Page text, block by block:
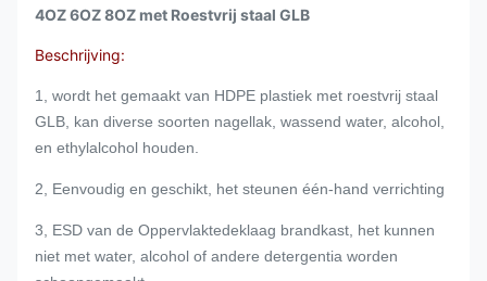
4OZ 6OZ 8OZ met Roestvrij staal GLB
Beschrijving:
1, wordt het gemaakt van HDPE plastiek met roestvrij staal
GLB, kan diverse soorten nagellak, wassend water, alcohol,
en ethylalcohol houden.
2, Eenvoudig en geschikt, het steunen één-hand verrichting
3, ESD van de Oppervlaktedeklaag brandkast, het kunnen
niet met water, alcohol of andere detergentia worden